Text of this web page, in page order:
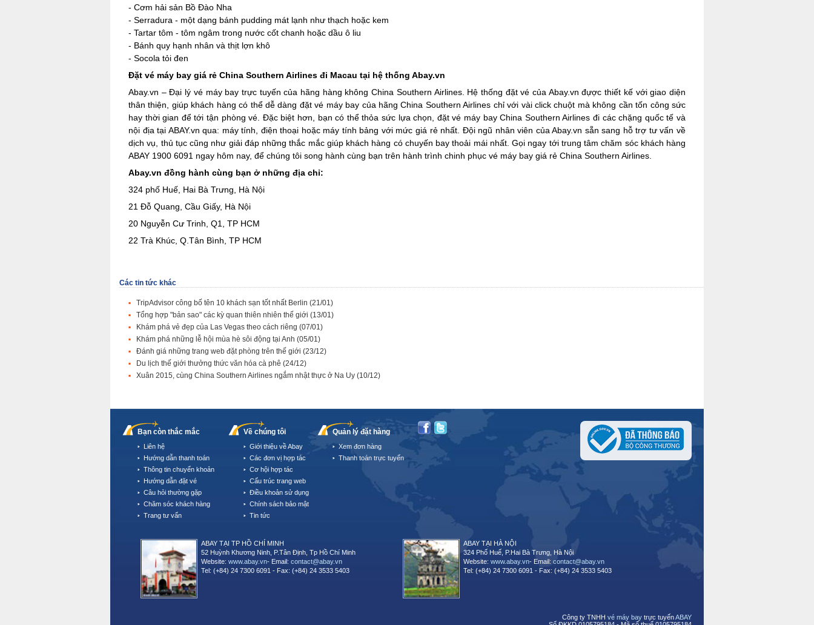
- Cơm hải sản Bồ Đào Nha
- Serradura - một dạng bánh pudding mát lạnh như thạch hoặc kem
- Tartar tôm - tôm ngâm trong nước cốt chanh hoặc dầu ô liu
- Bánh quy hạnh nhân và thịt lợn khô
- Socola tỏi đen
Đặt vé máy bay giá rẻ China Southern Airlines đi Macau tại hệ thống Abay.vn
Abay.vn – Đại lý vé máy bay trực tuyến của hãng hàng không China Southern Airlines. Hệ thống đặt vé của Abay.vn đựợc thiết kế với giao diện
thân thiện, giúp khách hàng có thể dễ dàng đặt vé máy bay của hãng China Southern Airlines chỉ với vài click chuột mà không cần tốn công sức
hay thời gian để tới tận phòng vé. Đặc biệt hơn, bạn có thể thỏa sức lựa chọn, đặt vé máy bay China Southern Airlines đi các chặng quốc tế và
nội địa tại ABAY.vn qua: máy tính, điện thoại hoặc máy tính bảng với mức giá rẻ nhất. Đội ngũ nhân viên của Abay.vn sẵn sang hỗ trợ tư vấn về
dịch vụ, thủ tục cũng như giải đáp những thắc mắc giúp khách hàng có chuyến bay thoải mái nhất. Gọi ngay tới trung tâm chăm sóc khách hàng
ABAY 1900 6091 ngay hôm nay, để chúng tôi song hành cùng bạn trên hành trình chinh phục vé máy bay giá rẻ China Southern Airlines.
Abay.vn đồng hành cùng bạn ở những địa chỉ:
324 phố Huế, Hai Bà Trưng, Hà Nội
21 Đỗ Quang, Cầu Giấy, Hà Nội
20 Nguyễn Cư Trinh, Q1, TP HCM
22 Trà Khúc, Q.Tân Bình, TP HCM
Các tin tức khác
TripAdvisor công bố tên 10 khách sạn tốt nhất Berlin (21/01)
Tổng hợp "bản sao" các kỳ quan thiên nhiên thế giới (13/01)
Khám phá vẻ đẹp của Las Vegas theo cách riêng (07/01)
Khám phá những lễ hội mùa hè sôi động tại Anh (05/01)
Đánh giá những trang web đặt phòng trên thế giới (23/12)
Du lịch thế giới thưởng thức văn hóa cà phê (24/12)
Xuân 2015, cùng China Southern Airlines ngắm nhật thực ở Na Uy (10/12)
Bạn còn thắc mắc
Liên hệ
Hướng dẫn thanh toán
Thông tin chuyển khoản
Hướng dẫn đặt vé
Câu hỏi thường gặp
Chăm sóc khách hàng
Trang tư vấn
Về chúng tôi
Giới thiệu về Abay
Các đơn vị hợp tác
Cơ hội hợp tác
Cấu trúc trang web
Điều khoản sử dụng
Chính sách bảo mật
Tin tức
Quản lý đặt hàng
Xem đơn hàng
Thanh toán trực tuyến
ABAY TẠI TP HỒ CHÍ MINH
52 Huỳnh Khương Ninh, P.Tân Định, Tp Hồ Chí Minh
Website: www.abay.vn- Email: contact@abay.vn
Tel: (+84) 24 7300 6091 - Fax: (+84) 24 3533 5403
ABAY TẠI HÀ NỘI
324 Phố Huế, P.Hai Bà Trưng, Hà Nội
Website: www.abay.vn- Email: contact@abay.vn
Tel: (+84) 24 7300 6091 - Fax: (+84) 24 3533 5403
Công ty TNHH vé máy bay trực tuyếnABAY